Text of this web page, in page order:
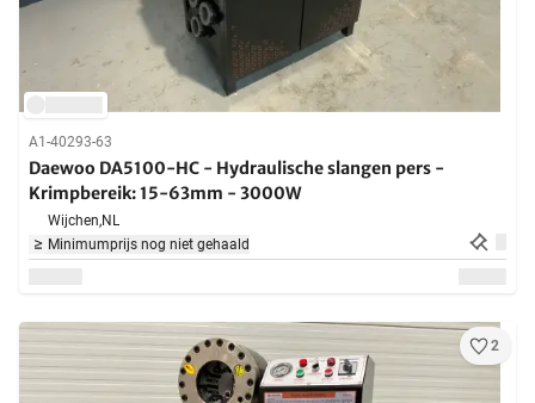
A1-40293-63
Daewoo DA5100-HC - Hydraulische slangen pers -
Krimpbereik: 15-63mm - 3000W
Wijchen,NL
Minimumprijs nog niet gehaald
2